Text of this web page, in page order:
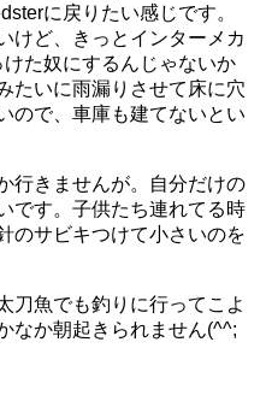
に戻りたい感じです。
けど、きっとインターメカ
た奴にするんじゃないか
たいに雨漏りさせて床に穴
ので、車庫も建てないとい
行きませんが。自分だけの
です。子供たち連れてる時
のサビキつけて小さいのを
刀魚でも釣りに行ってこよ
なか朝起きられません(^^;